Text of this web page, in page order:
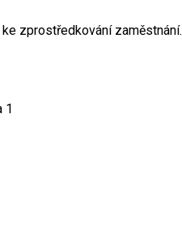
zprostředkování zaměstnání.
1